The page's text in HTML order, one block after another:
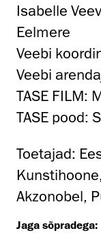
Isabelle
Eelmere
Veebi
Veebi
TASE FILM:
TASE pood:
Toetajad:
Akzonobel,
Jaga sõpradega: